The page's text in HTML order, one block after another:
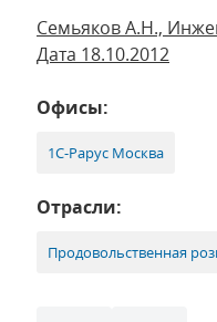
Семьяков А.Н.,
Дата 18.10.2012
Офисы:
1С-Рарус Москва
Отрасли:
Продовольственная